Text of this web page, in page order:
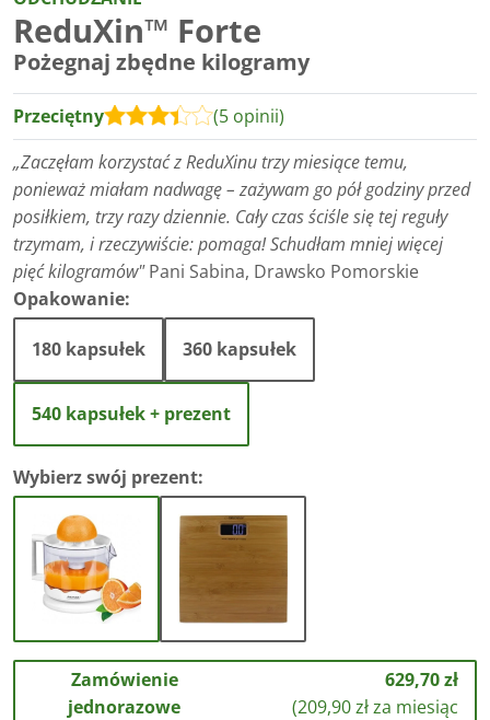
ReduXin™ Forte
Pożegnaj zbędne kilogramy
Przeciętny
(5 opinii)
„Zaczęłam korzystać z ReduXinu trzy miesiące temu,
ponieważ miałam nadwagę – zażywam go pół godziny przed
posiłkiem, trzy razy dziennie. Cały czas ściśle się tej reguły
trzymam, i rzeczywiście: pomaga! Schudłam mniej więcej
pięć kilogramów"Pani Sabina, Drawsko Pomorskie
Opakowanie:
180 kapsułek 360 kapsułek
540 kapsułek + prezent
Wybierz swój prezent:
Zamówienie
jednorazowe
629,70zł
(209,90złza miesiąc